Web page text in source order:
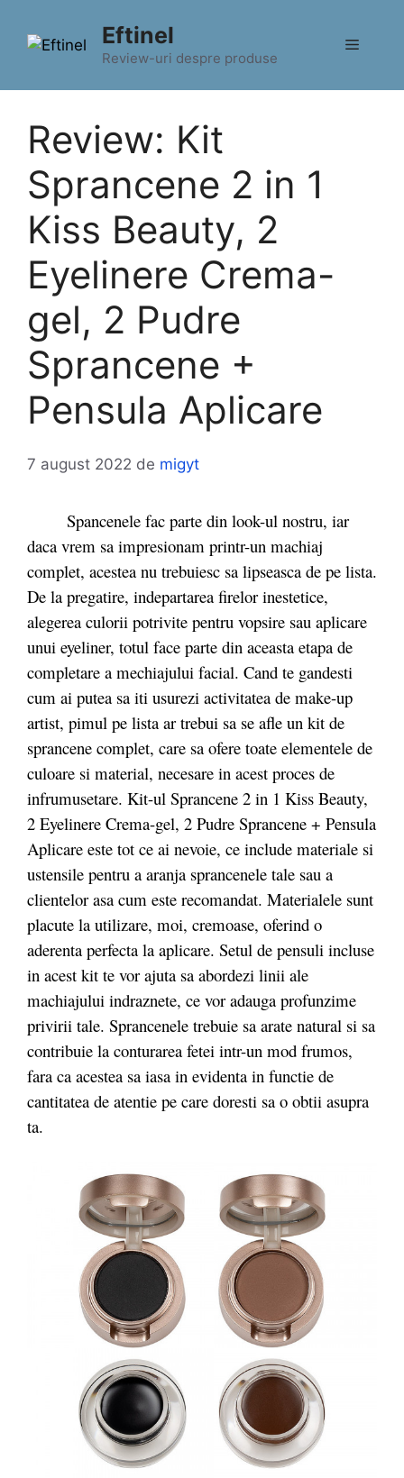
conținut
Eftinel
Review-uri despre produse
Meniu
Review: Kit
Sprancene 2 in 1
Kiss Beauty, 2
Eyelinere Crema-
gel, 2 Pudre
Sprancene +
Pensula Aplicare
7 august 2022 de migyt
Spancenele fac parte din look-ul nostru, iar
daca vrem sa impresionam printr-un machiaj
complet, acestea nu trebuiesc sa lipseasca de pe lista.
De la pregatire, indepartarea firelor inestetice,
alegerea culorii potrivite pentru vopsire sau aplicare
unui eyeliner, totul face parte din aceasta etapa de
completare a mechiajului facial. Cand te gandesti
cum ai putea sa iti usurezi activitatea de make-up
artist, pimul pe lista ar trebui sa se afle un kit de
sprancene complet, care sa ofere toate elementele de
culoare si material, necesare in acest proces de
infrumusetare. Kit-ul Sprancene 2 in 1 Kiss Beauty,
2 Eyelinere Crema-gel, 2 Pudre Sprancene + Pensula
Aplicare este tot ce ai nevoie, ce include materiale si
ustensile pentru a aranja sprancenele tale sau a
clientelor asa cum este recomandat. Materialele sunt
placute la utilizare, moi, cremoase, oferind o
aderenta perfecta la aplicare. Setul de pensuli incluse
in acest kit te vor ajuta sa abordezi linii ale
machiajului indraznete, ce vor adauga profunzime
privirii tale. Sprancenele trebuie sa arate natural si sa
contribuie la conturarea fetei intr-un mod frumos,
fara ca acestea sa iasa in evidenta in functie de
cantitatea de atentie pe care doresti sa o obtii asupra
ta.